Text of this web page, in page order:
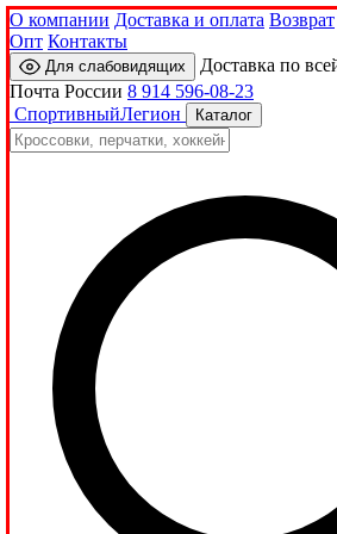
О компании Доставка и оплата Возврат
Опт Контакты
Для слабовидящих
Доставка по
Почта России 8 914 596-08-23
СпортивныйЛегион Каталог